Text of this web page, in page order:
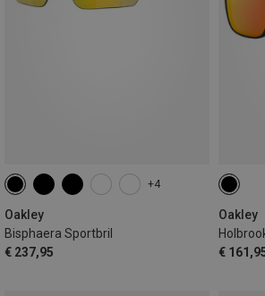
+4
Oakley
Bisphaera Sportbril
€ 237,95
Oakley
€